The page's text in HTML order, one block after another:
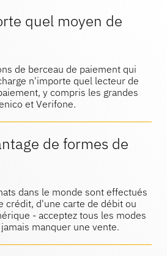
de marchandises
des
quel moyen de
de berceau de paiement qui
n'importe quel lecteur de
y compris les grandes
et Verifone.
de formes de
dans le monde sont effectués
crédit, d'une carte de débit ou
- acceptez tous les modes
manquer une vente.